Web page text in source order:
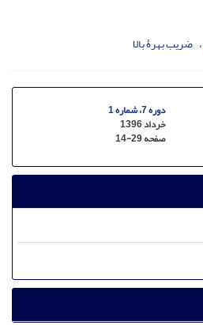
ضریب بهرۀ بالا
دوره 7، شماره 1
خرداد 1396
صفحه14-29